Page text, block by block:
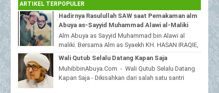
ARTIKEL TERPOPULER
Hadirnya Rasulullah SAW saat Pemakaman alm
Abuya as-Sayyid Muhammad Alawi al-Maliki
Alm Abuya as Sayyid Muhammad bin Alawi al
maliki. Bersama Alm as Syaekh KH. HASAN IRAQIE,
Ponpes Al Haramain duwa' pote Sampang
Madura...
Wali Qutub Selalu Datang Kapan Saja
MuhibbinAbuya.Com - Wali Qutub Selalu Datang
Kapan Saja - Dikisahkan dari salah satu santri